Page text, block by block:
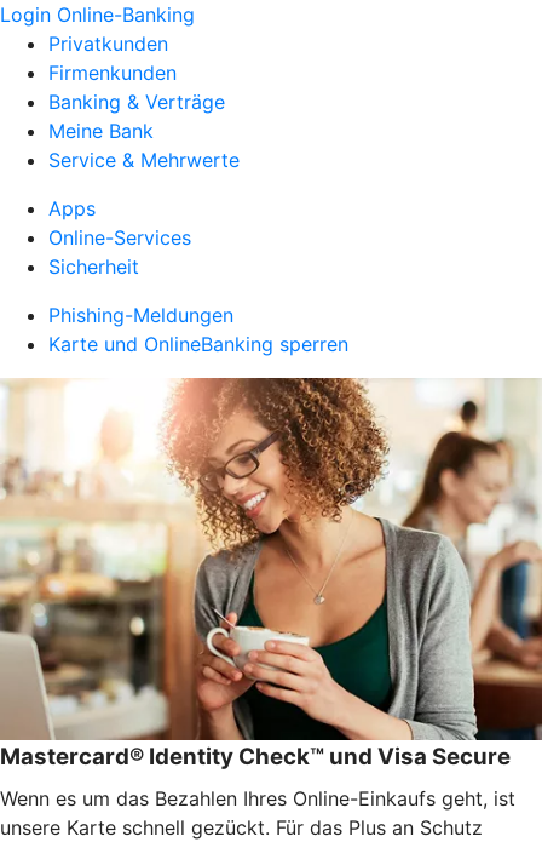
Login Online-Banking
Privatkunden
Firmenkunden
Banking & Verträge
Meine Bank
Service & Mehrwerte
Apps
Online-Services
Sicherheit
Phishing-Meldungen
Karte und OnlineBanking sperren
Mastercard® Identity Check™ und Visa Secure
Wenn es um das Bezahlen Ihres Online-Einkaufs geht, ist
unsere Karte schnell gezückt. Für das Plus an Schutz